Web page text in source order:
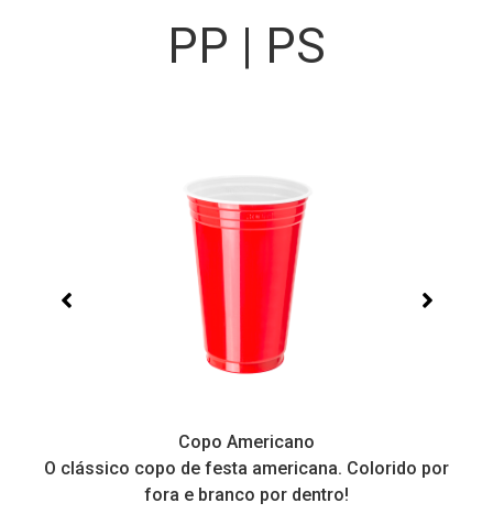
PP | PS
Copo Americano
O clássico copo de festa americana. Colorido por
fora e branco por dentro!